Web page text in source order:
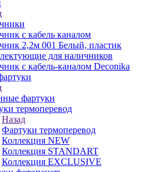
с кабель каналом
2,2м 001 Белый, пластик
для наличников
с кабель-каналом Deconika
фартуки
термоперевод
Назад
Фартуки термоперевод
Коллекция NEW
Коллекция STANDART
Коллекция EXCLUSIVE